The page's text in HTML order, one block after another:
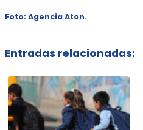
Foto: Agencia Aton.
Entradas relacionadas: